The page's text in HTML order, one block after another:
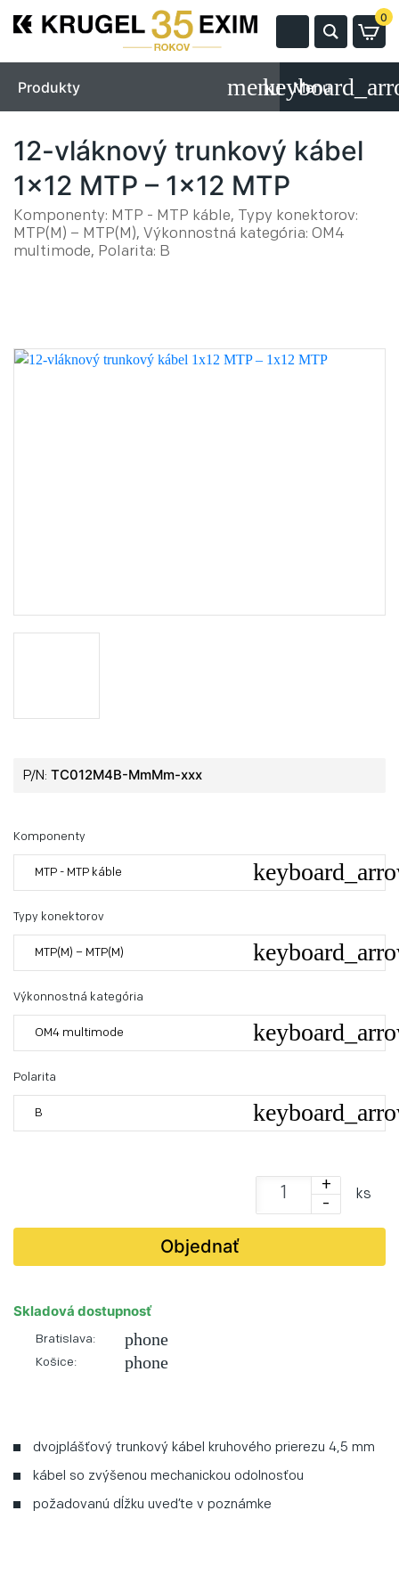
0
Produkty Menu
12-vláknový trunkový kábel
1x12 MTP – 1x12 MTP
Komponenty: MTP - MTP káble, Typy konektorov:
MTP(M) – MTP(M), Výkonnostná kategória: OM4
multimode, Polarita: B
P/N: TC012M4B-MmMm-xxx
Komponenty
MTP - MTP káble
Typy konektorov
MTP(M) – MTP(M)
Výkonnostná kategória
OM4 multimode
Polarita
B
+
-
ks
Objednať
Skladová dostupnosť
Bratislava: phone
Košice: phone
dvojplášťový trunkový kábel kruhového prierezu 4,5 mm
kábel so zvýšenou mechanickou odolnosťou
požadovanú dĺžku uveďte v poznámke